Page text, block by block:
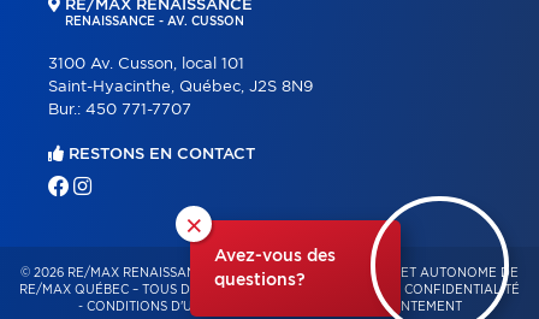
×
Avez-vous des
questions?
RE/MAX RENAISSANCE
RENAISSANCE - AV. CUSSON
3100 Av. Cusson, local 101
Saint-Hyacinthe, Québec, J2S 8N9
Bur.: 450 771-7707
RESTONS EN CONTACT
© 2026 RE/MAX RENAISSANCE – FRANCHISÉ INDÉPENDANT ET AUTONOME DE
RE/MAX QUÉBEC – TOUS DROITS RÉSERVÉS -
POLITIQUE DE CONFIDENTIALITÉ
- CONDITIONS D'UTILISATION GESTION DU CONSENTEMENT